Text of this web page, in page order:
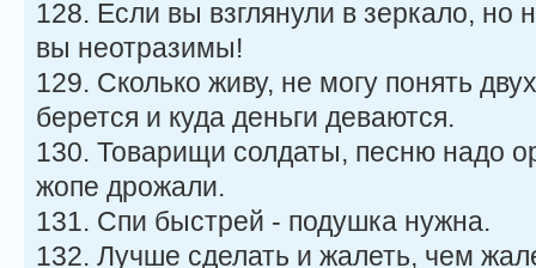
128. Если вы взглянули в зеркало, но
вы неотразимы!
129. Сколько живу, не могу понять
берется и куда деньги деваются.
130. Товарищи солдаты, песню надо
жопе дрожали.
131. Спи быстрей - подушка нужна.
132. Лучше сделать и жалеть, чем